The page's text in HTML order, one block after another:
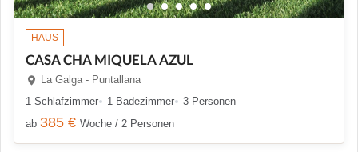
HAUS
CASA CHA MIQUELA AZUL
La Galga - Puntallana
1 Schlafzimmer
1 Badezimmer
3 Personen
ab 385 € Woche / 2 Personen